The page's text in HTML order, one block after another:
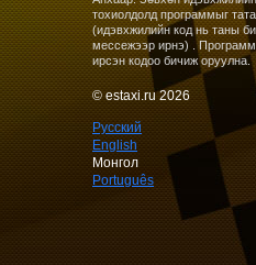
тохиолдолд программыг татах боломжтой
(идэвхжилийн код нь таны
мессежээр ирнэ) .
ирсэн кодоо бичиж оруулна.
© estaxi.ru 2026
Русский
English
Монгол
Português